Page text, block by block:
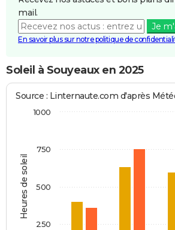
mail.
Je
En savoir plus sur notre politique de
Soleil à Souyeaux en 2025
Heures de soleil
Source : Linternaute.com d'après
250
500
750
1000